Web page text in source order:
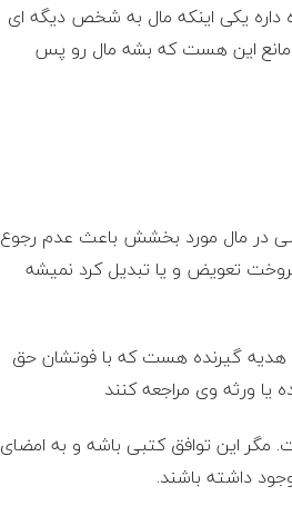
داره یکی اینکه مال به شخص دیگه ای
مانع این هست که بشه مال رو پس
در مال مورد بخشش باعث عدم رجوع
تعویض و یا تبدیل کرد نمیشه
گیرنده هست که با فوتشان حق
ورثه وی مراجعه کنند
این توافق کتبی باشه و به امضای
داشته باشند.